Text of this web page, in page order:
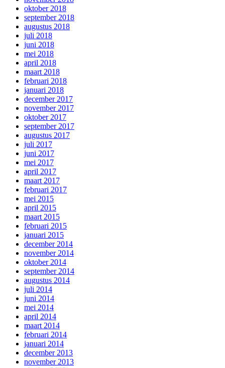
oktober 2018
september 2018
augustus 2018
juli 2018
juni 2018
mei 2018
april 2018
maart 2018
februari 2018
januari 2018
december 2017
november 2017
oktober 2017
september 2017
augustus 2017
juli 2017
juni 2017
mei 2017
april 2017
maart 2017
februari 2017
mei 2015
april 2015
maart 2015
februari 2015
januari 2015
december 2014
november 2014
oktober 2014
september 2014
augustus 2014
juli 2014
juni 2014
mei 2014
april 2014
maart 2014
februari 2014
januari 2014
december 2013
november 2013